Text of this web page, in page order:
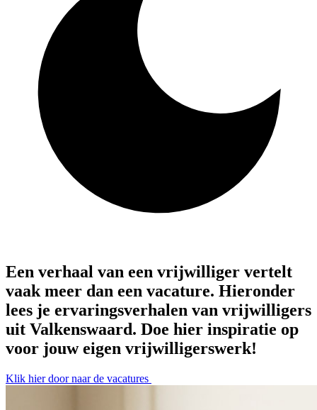
Een verhaal van een vrijwilliger vertelt
vaak meer dan een vacature. Hieronder
lees je ervaringsverhalen van vrijwilligers
uit Valkenswaard. Doe hier inspiratie op
voor jouw eigen vrijwilligerswerk!
Klik hier door naar de vacatures